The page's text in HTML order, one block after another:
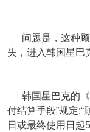
问题是，这种顾
失，进入韩国星巴
韩国星巴克的《
付结算手段”规定
日或最终使用日起